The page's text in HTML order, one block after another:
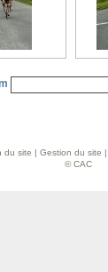
du site Gestion du site
© CAC